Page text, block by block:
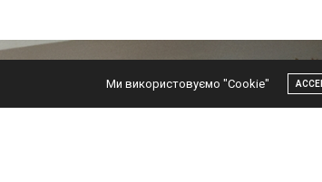
Ми використовуємо "Cookie"